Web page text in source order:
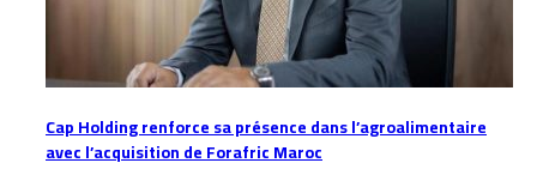
Cap Holding renforce sa présence dans l’agroalimentaire
avec l’acquisition de Forafric Maroc